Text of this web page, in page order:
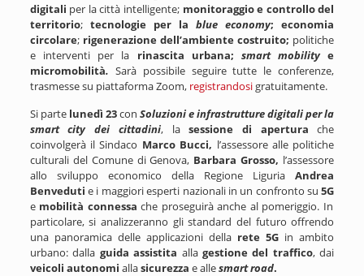
digitali per la città intelligente; monitoraggio e controllo del
territorio; tecnologie per lablue economy; economia
circolare; rigenerazione dell’ambiente costruito; politiche
e interventi per la rinascita urbana; smart mobilitye
micromobilità. Sarà possibile seguire tutte le conferenze,
trasmesse su piattaforma Zoom, registrandosigratuitamente.
Si parte lunedì 23conSoluzioni e infrastrutture digitali per la
smart city dei cittadini, lasessione di apertura che
coinvolgerà il Sindaco Marco Bucci, l’assessore alle politiche
culturali del Comune di Genova, Barbara Grosso, l’assessore
allo sviluppo economico della Regione LiguriaAndrea
Benveduti e i maggiori esperti nazionaliin un confronto su5G
e mobilità connessa che proseguirà anche al pomeriggio. In
particolare, si analizzeranno gli standard del futuro offrendo
una panoramica delle applicazioni della rete 5G in ambito
urbano:dalla guida assistita alla gestione del traffico, dai
veicoli autonomi allasicurezza e allesmart road.